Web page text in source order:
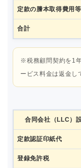
定款の謄本取得費用等
合計
※税務顧問契約を1
ービス料金は返金し
合同会社（LLC）
定款認証印紙代
登録免許税